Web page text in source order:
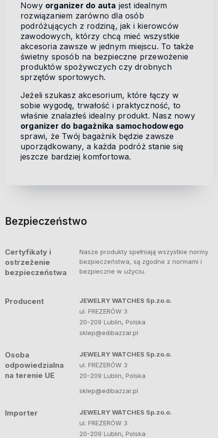
Nowy organizer do auta jest idealnym
rozwiązaniem zarówno dla osób
podróżujących z rodziną, jak i kierowców
zawodowych, którzy chcą mieć wszystkie
akcesoria zawsze w jednym miejscu. To także
świetny sposób na bezpieczne przewożenie
produktów spożywczych czy drobnych
sprzętów sportowych.
Jeżeli szukasz akcesorium, które łączy w
sobie wygodę, trwałość i praktyczność, to
właśnie znalazłeś idealny produkt. Nasz nowy
organizer do bagażnika samochodowego
sprawi, że Twój bagażnik będzie zawsze
uporządkowany, a każda podróż stanie się
jeszcze bardziej komfortowa.
Bezpieczeństwo
Certyfikaty i
ostrzeżenie
bezpieczeństwa
Nasze produkty spełniają wszystkie normy
bezpieczeństwa, są zgodne z normami i
bezpieczne w użyciu.
Producent
JEWELRY WATCHES Sp.zo.o.
ul. FREZERÓW 3
20-209 Lublin, Polska
sklep@edibazzar.pl
Osoba
odpowiedzialna
na terenie UE
JEWELRY WATCHES Sp.zo.o.
ul. FREZERÓW 3
20-209 Lublin, Polska
sklep@edibazzar.pl
Importer
JEWELRY WATCHES Sp.zo.o.
ul. FREZERÓW 3
20-209 Lublin, Polska